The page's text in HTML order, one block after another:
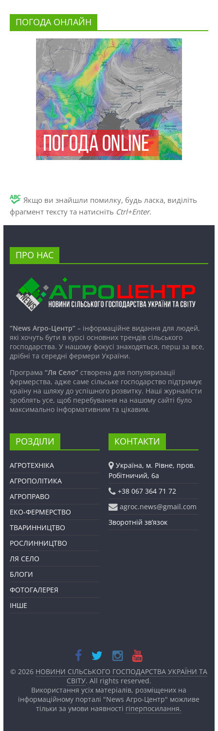
ПОГОДА ОНЛАЙН
Якщо ви знайшли помилку, будь ласка, виділіть
фрагмент тексту та натисніть Ctrl+Enter.
ПРО НАС
“News Агро-Центр”– інформаційне видання для людей,
які хочуть бути в курсі основних трендів сільського
господарства. У нашому фокусі знаходяться, перш за все,
дрібні та середні фермери України.
Програма “Ля Село”створена для популяризації
фермерства, адже саме сільське господарство підтримує
країну на шляху до успішного розвитку. Наші журналісти
зроблять усе, щоб перебування на нашому сайті було
максимально інформативним та цікавим.
РОЗДІЛИ
АГРОТЕХНІКА
АГРОПОЛІТИКА
АГРОПРАВО
ЕКО-ФЕРМЕРСТВО
ТВАРИННИЦТВО
РОСЛИННИЦТВО
ЛЯ СЕЛО
БЛОГИ
ФОТОГАЛЕРЕЯ
ІНШЕ
КОНТАКТИ
Україна, м. Рівне, пров.
Робітничий, 6а
+38 067 364 71 72
agroc.news@gmail.com
Зворотній зв’язок
© 2026 НОВИНИ СІЛЬСЬКОГО ГОСПОДАРСТВА УКРАЇНИ ТА
СВІТУ. All rights reserved.
Використання усіх матеріалів, розміщених на
інформаційному порталі "News Агро-Центр" можливе
тільки за умови наявності гіперпосилання.